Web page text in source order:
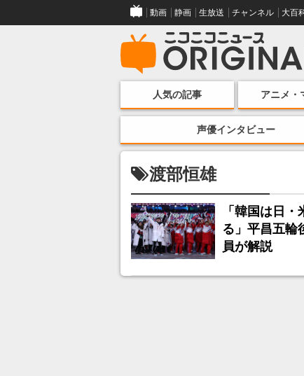
動画 静画 生放送 チャンネル 大百
人気の記事 アニメ・
声優インタビュー
渡部恒雄
「韓国は日
る」平昌五輪
員が解説